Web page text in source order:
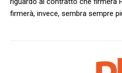
firmerà, invece, sembra sempre